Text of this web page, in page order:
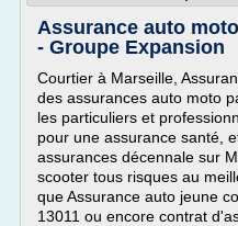
Assurance auto
- Groupe Expansion
Courtier à Marseille,
des assurances auto moto
les particuliers et
pour une assurance santé,
assurances décennale sur
scooter tous risques au
que Assurance auto jeune
13011 ou encore contrat